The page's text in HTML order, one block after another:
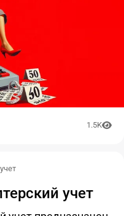
1.5K
учет